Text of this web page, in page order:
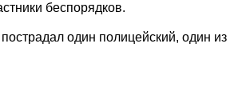
беспорядков.
один полицейский, один из